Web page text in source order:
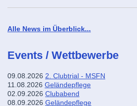
Alle News im Überblick...
Events / Wettbewerbe
09.08.2026 2. Clubtrial - MSFN
11.08.2026 Geländepflege
02.09.2026 Clubabend
08.09.2026 Geländepflege